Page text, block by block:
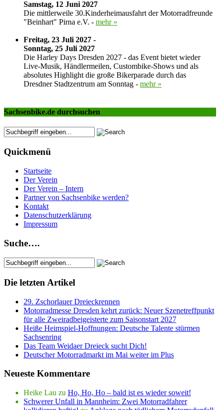
Samstag, 12 Juni 2027
Die mittlerweile 30.Kinderheimausfahrt der Motorradfreunde
"Beinhart" Pirna e.V. - mehr »
Freitag, 23 Juli 2027 -
Sonntag, 25 Juli 2027
Die Harley Days Dresden 2027 - das Event bietet wieder
Live-Musik, Händlermeilen, Custombike-Shows und als
absolutes Highlight die große Bikerparade durch das
Dresdner Stadtzentrum am Sonntag - mehr »
Sachsenbike.de durchsuchen
Quickmenü
Startseite
Der Verein
Der Verein – Intern
Partner von Sachsenbike werden?
Kontakt
Datenschutzerklärung
Impressum
Suche….
Die letzten Artikel
29. Zschorlauer Dreieckrennen
Motorradmesse Dresden kehrt zurück: Neuer Szenetreffpunkt
für alle Zweiradbeigeisterte zum Saisonstart 2027
Heiße Heimspiel-Hoffnungen: Deutsche Talente stürmen
Sachsenring
Das Team Weidaer Dreieck sucht Dich!
Deutscher Motorradmarkt im Mai weiter im Plus
Neueste Kommentare
Heike Lau zu Ho, Ho, Ho – bald ist es wieder soweit!
Schwerer Unfall in Mannheim: Zwei Motorradfahrer